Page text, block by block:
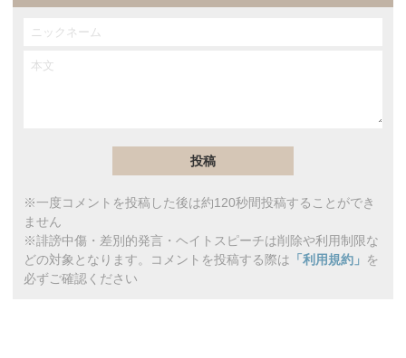
※一度コメントを投稿した後は約120秒間投稿することができ
ません
※誹謗中傷・差別的発言・ヘイトスピーチは削除や利用制限な
どの対象となります。コメントを投稿する際は 「利用規約」 を
必ずご確認ください